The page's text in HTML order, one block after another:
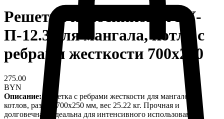
Решетка колосниковая РУ-
П-12.3 для мангала, котла с
ребрами жесткости 700х250
275.00
BYN
Описание:Решетка с ребрами жесткости для мангалов и
котлов, размер 700х250 мм, вес 25.22 кг. Прочная и
долговечная, идеальна для интенсивного использования.